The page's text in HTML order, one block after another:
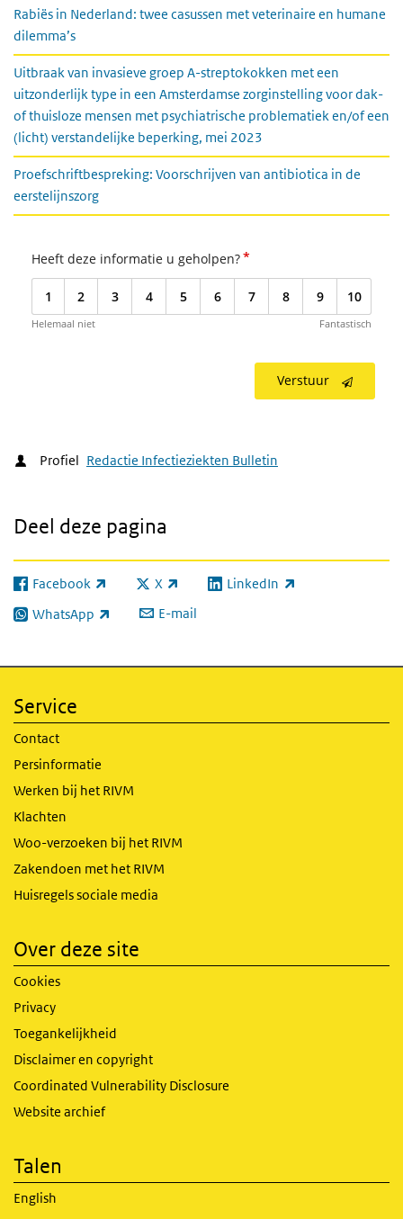
Rabiës in Nederland: twee casussen met veterinaire en humane
dilemma’s
Uitbraak van invasieve groep A-streptokokken met een
uitzonderlijk type in een Amsterdamse zorginstelling voor dak-
of thuisloze mensen met psychiatrische problematiek en/of een
(licht) verstandelijke beperking, mei 2023
Proefschriftbespreking: Voorschrijven van antibiotica in de
eerstelijnszorg
Heeft deze informatie u geholpen?*
1 2 3 4 5 6 7 8 9 10
Helemaal niet Fantastisch
Verstuur
Profiel Redactie Infectieziekten Bulletin
Deel deze pagina
Facebook
(externe link) X
(externe link) LinkedIn
(externe link)
WhatsApp
(externe link) E-mail
Service
Contact
Persinformatie
Werken bij het RIVM
Klachten
Woo-verzoeken bij het RIVM
Zakendoen met het RIVM
Huisregels sociale media
Over deze site
Cookies
Privacy
Toegankelijkheid
Disclaimer en copyright
Coordinated Vulnerability Disclosure
Website archief
Talen
English